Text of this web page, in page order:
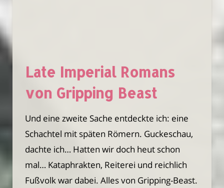
Late Imperial Romans
von Gripping Beast
Und eine zweite Sache entdeckte ich: eine
Schachtel mit späten Römern. Guckeschau,
dachte ich… Hatten wir doch heut schon
mal… Kataphrakten, Reiterei und reichlich
Fußvolk war dabei. Alles von Gripping-Beast.